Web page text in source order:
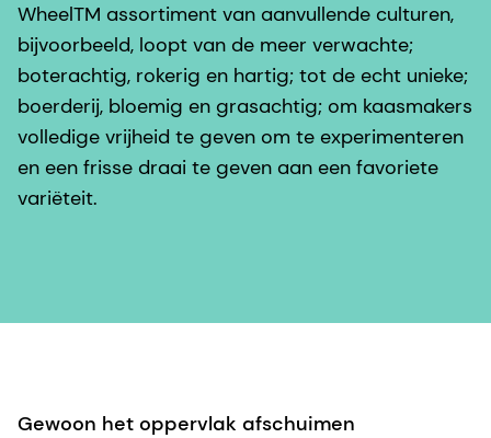
WheelTM assortiment van aanvullende culturen,
bijvoorbeeld, loopt van de meer verwachte;
boterachtig, rokerig en hartig; tot de echt unieke;
boerderij, bloemig en grasachtig; om kaasmakers
volledige vrijheid te geven om te experimenteren
en een frisse draai te geven aan een favoriete
variëteit.
Gewoon het oppervlak afschuimen